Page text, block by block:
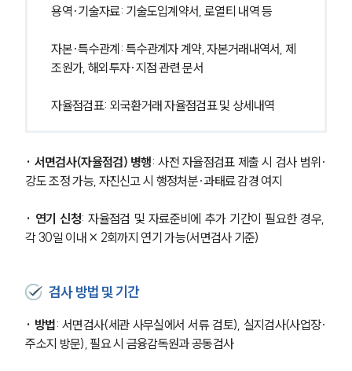
용역·기술자료: 기술도입계약서, 로열티 내역 등
자본·특수관계: 특수관계자 계약, 자본거래내역서, 제
조원가, 해외투자·지점 관련 문서
자율점검표: 외국환거래 자율점검표 및 상세내역
· 서면검사(자율점검) 병행: 사전 자율점검표 제출 시 검사 범위·
강도 조정 가능, 자진신고 시 행정처분·과태료 감경 여지
· 연기 신청: 자율점검 및 자료준비에 추가 기간이 필요한 경우,
각 30일 이내 × 2회까지 연기 가능(서면검사 기준)
검사 방법 및 기간
· 방법: 서면검사(세관 사무실에서 서류 검토), 실지검사(사업장·
주소지 방문), 필요 시 금융감독원과 공동검사